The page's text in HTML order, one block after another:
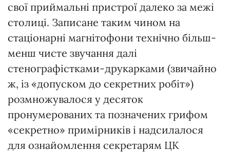
свої приймальні пристрої далеко за межі
столиці. Записане таким чином на
стаціонарні магнітофони технічно більш-
менш чисте звучання далі
стенографістками-друкарками (звичайно
ж, із «допуском до секретних робіт»)
розмножувалося у десяток
пронумерованих та позначених грифом
«секретно» примірників і надсилалося
для ознайомлення секретарям ЦК